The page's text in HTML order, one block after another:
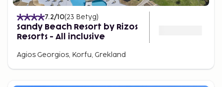
7.2/10(23 Betyg)
Sandy Beach Resort by Rizos
Resorts - All inclusive
Agios Georgios, Korfu, Grekland